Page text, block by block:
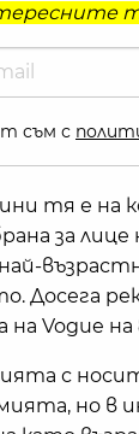
съм с
тя е на
за
Досега
Vogue на
с
но в